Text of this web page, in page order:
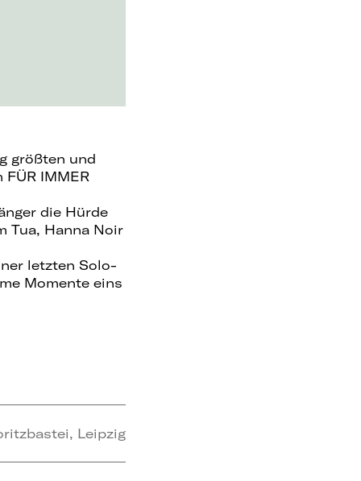
größten und
IMMER
die Hürde
Tua, Hanna Noir
letzten Solo-
Momente eins
Leipzig